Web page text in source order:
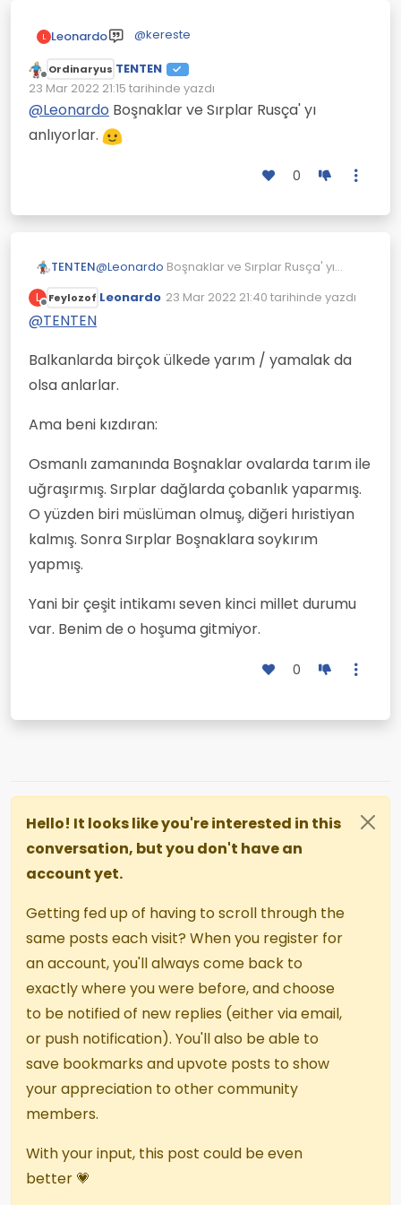
L Leonardo @kereste
Ben değerli Sıprlar yok
demiyorum.
Da bugün itibariyle genelleme olarak
sevmemeye başladım.
Bosna olayının insanlıkla alakası yoktu.
Çevrimdışı
Ordinaryus TENTEN
23 Mar 2022 21:15 tarihinde yazdı
Son düzenleyen:
@Leonardo Boşnaklar ve Sırplar Rusça' yı
anlıyorlar.
0
TENTEN@Leonardo Boşnaklar ve Sırplar Rusça' yı
L
Çevrimdışı
Feylozof Leonardo 23 Mar 2022 21:40 tarihinde yazdı
Son düzenleyen:
@TENTEN
Balkanlarda birçok ülkede yarım / yamalak da
olsa anlarlar.
Ama beni kızdıran:
Osmanlı zamanında Boşnaklar ovalarda tarım ile
uğraşırmış. Sırplar dağlarda çobanlık yaparmış.
O yüzden biri müslüman olmuş, diğeri hıristiyan
kalmış. Sonra Sırplar Boşnaklara soykırım
yapmış.
Yani bir çeşit intikamı seven kinci millet durumu
var. Benim de o hoşuma gitmiyor.
0
Hello! It looks like you're interested in this
conversation, but you don't have an
account yet.
Getting fed up of having to scroll through the
same posts each visit? When you register for
an account, you'll always come back to
exactly where you were before, and choose
to be notified of new replies (either via email,
or push notification). You'll also be able to
save bookmarks and upvote posts to show
your appreciation to other community
members.
With your input, this post could be even
better 💗